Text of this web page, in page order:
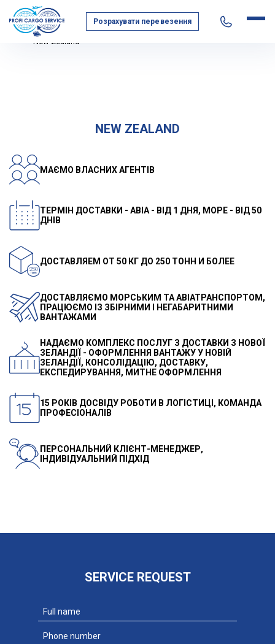
Розрахувати перевезення
Home Geography of transportation
Australia and Oceania
New Zealand
NEW ZEALAND
МАЄМО ВЛАСНИХ АГЕНТІВ
ТЕРМІН ДОСТАВКИ - АВІА - ВІД 1 ДНЯ, МОРЕ - ВІД 50
ДНІВ
ДОСТАВЛЯЕМ ОТ 50 КГ ДО 250 ТОНН И БОЛЕЕ
ДОСТАВЛЯЄМО МОРСЬКИМ ТА АВІАТРАНСПОРТОМ,
ПРАЦЮЄМО ІЗ ЗБІРНИМИ І НЕГАБАРИТНИМИ
ВАНТАЖАМИ
НАДАЄМО КОМПЛЕКС ПОСЛУГ З ДОСТАВКИ З НОВОЇ
ЗЕЛАНДІЇ - ОФОРМЛЕННЯ ВАНТАЖУ У НОВІЙ
ЗЕЛАНДІЇ, КОНСОЛІДАЦІЮ, ДОСТАВКУ,
ЕКСПЕДИРУВАННЯ, МИТНЕ ОФОРМЛЕННЯ
15 РОКІВ ДОСВІДУ РОБОТИ В ЛОГІСТИЦІ, КОМАНДА
ПРОФЕСІОНАЛІВ
ПЕРСОНАЛЬНИЙ КЛІЄНТ-МЕНЕДЖЕР,
ІНДИВІДУАЛЬНИЙ ПІДХІД
SERVICE REQUEST